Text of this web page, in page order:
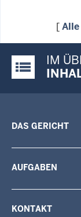
[
Justiz-Portal
IM
DAS GERICHT
AUFGABEN
KONTAKT